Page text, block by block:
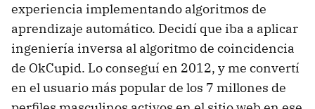
experiencia implementando algoritmos de
aprendizaje automático. Decidí que iba a aplicar
ingeniería inversa al algoritmo de coincidencia
de OkCupid. Lo conseguí en 2012, y me convertí
en el usuario más popular de los 7 millones de